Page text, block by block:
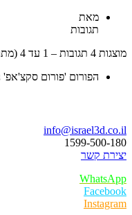
מאת
תגובות
מוצגות 4 תגובות – 1 עד 4 (מתוך 4 סה״כ)
הפורום 'פורום סקצ'אפ'
info@israel3d.co.il
1599-500-180
יצירת קשר
WhatsApp
Facebook
Instagram